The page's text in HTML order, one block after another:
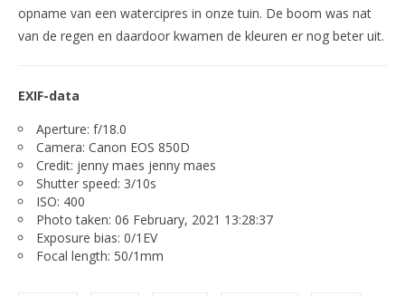
opname van een watercipres in onze tuin. De boom was nat
van de regen en daardoor kwamen de kleuren er nog beter uit.
EXIF-data
Aperture: f/18.0
Camera: Canon EOS 850D
Credit: jenny maes jenny maes
Shutter speed: 3/10s
ISO: 400
Photo taken: 06 February, 2021 13:28:37
Exposure bias: 0/1EV
Focal length: 50/1mm